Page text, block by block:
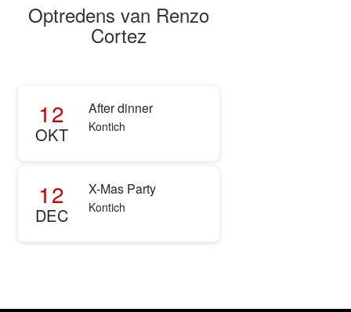
Optredens van Renzo
Cortez
12
OKT
After dinner
Kontich
12
DEC
X-Mas Party
Kontich